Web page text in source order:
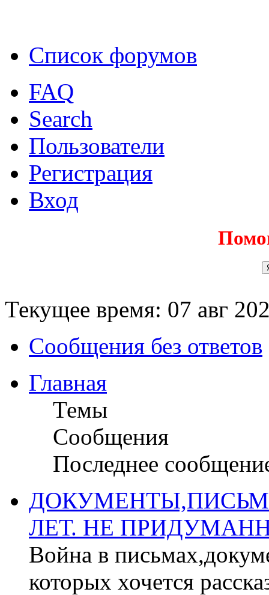
Список форумов
FAQ
Search
Пользователи
Регистрация
Вход
Текущее время: 07 авг
Сообщения без ответов
Главная
Темы
Сообщения
Последнее
ЛЕТ. НЕ
Война в
которых хочется